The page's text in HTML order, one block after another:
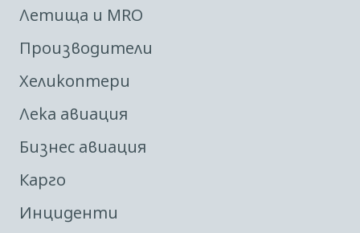
Летища и MRO
Производители
Хеликоптери
Лека авиация
Бизнес авиация
Карго
Инциденти